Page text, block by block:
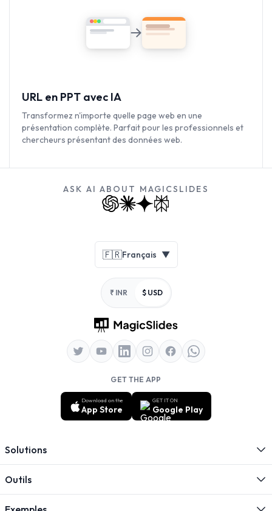
URL en PPT avec IA
Transformez n'importe quelle page web en une
présentation complète. Parfait pour les professionnels et
chercheurs présentant des données web.
ASK AI ABOUT MAGICSLIDES
🇫🇷Français ▼
₹ INR $ USD
GET THE APP
Download on the
App Store
GET IT ON
Google Play
Solutions
Outils